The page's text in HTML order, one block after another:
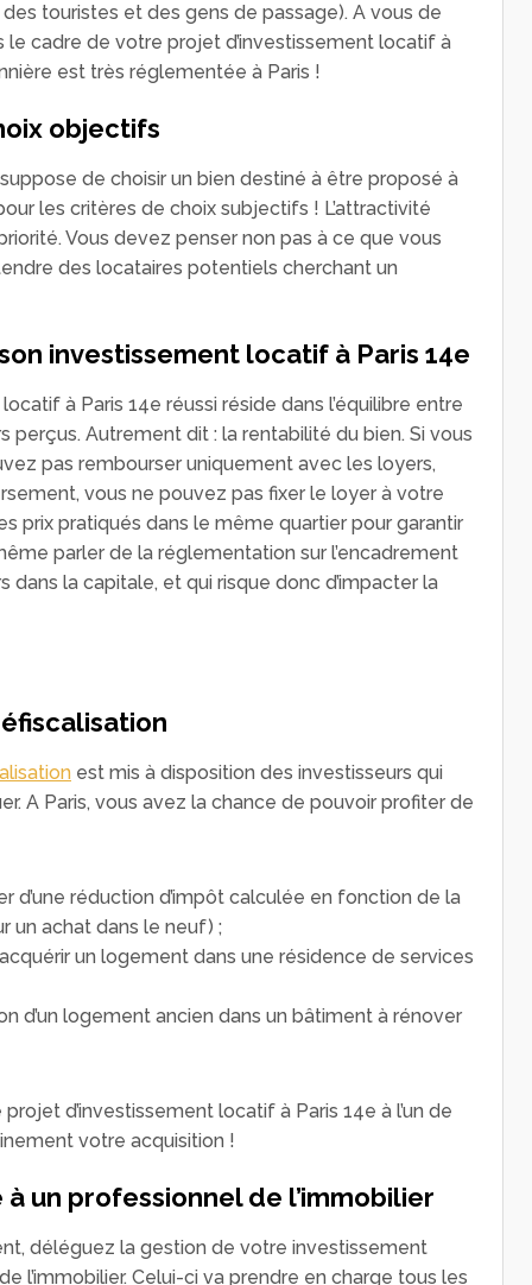
touristes et des gens de passage). A vous de
le cadre de votre projet d’investissement locatif à
est très réglementée à Paris !
objectifs
de choisir un bien destiné à être proposé à
les critères de choix subjectifs ! L’attractivité
Vous devez penser non pas à ce que vous
des locataires potentiels cherchant un
investissement locatif à Paris 14e
à Paris 14e réussi réside dans l’équilibre entre
perçus. Autrement dit : la rentabilité du bien. Si vous
pas rembourser uniquement avec les loyers,
vous ne pouvez pas fixer le loyer à votre
prix pratiqués dans le même quartier pour garantir
parler de la réglementation sur l’encadrement
la capitale, et qui risque donc d’impacter la
est mis à disposition des investisseurs qui
A Paris, vous avez la chance de pouvoir profiter de
d’une réduction d’impôt calculée en fonction de la
un achat dans le neuf) ;
un logement dans une résidence de services
d’un logement ancien dans un bâtiment à rénover
d’investissement locatif à Paris 14e à l’un de
votre acquisition !
un professionnel de l’immobilier
déléguez la gestion de votre investissement
l’immobilier. Celui-ci va prendre en charge tous les